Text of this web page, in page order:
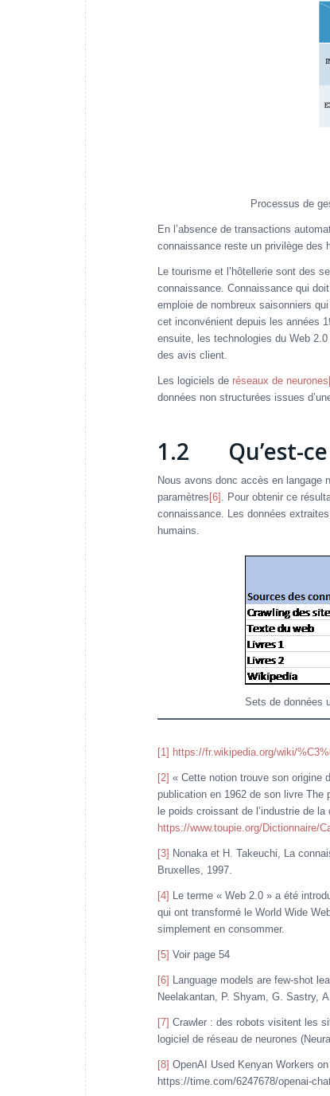
Processus de
En l’absence de transactions
connaissance reste un privilège des
Le tourisme et l’hôtellerie sont des
connaissance. Connaissance qui
emploie de nombreux saisonniers
cet inconvénient depuis les années
ensuite, les technologies du Web
des avis client.
Les logiciels de réseaux de neurones
données non structurées issues
1.2 Qu’est-ce
Nous avons donc accès en langage
paramètres [6] . Pour obtenir ce
connaissance. Les données
humains.
Sets de données
[1] https://fr.wikipedia.org/wiki/
[2] « Cette notion trouve son origine
publication en 1962 de son livre
le poids croissant de l’industrie de
https://www.toupie.org/Dictionnaire/
[3] Nonaka et H. Takeuchi, La
Bruxelles, 1997.
[4] Le terme « Web 2.0 » a été
qui ont transformé le World Wide
simplement en consommer.
[5] Voir page 54
[6] Language models are few-shot
Neelakantan, P. Shyam, G. Sastry,
[7] Crawler : des robots visitent les
logiciel de réseau de neurones
[8] OpenAI Used Kenyan Workers
https://time.com/6247678/openai-